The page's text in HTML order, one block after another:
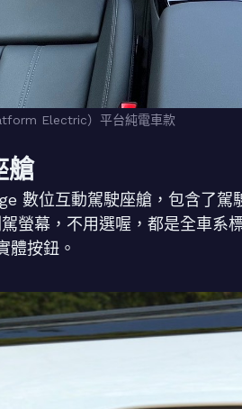
Electric）平台純電車款
艙
數位互動駕駛座艙，包含了駕
螢幕，不用選喔，都是全車系
體按鈕。